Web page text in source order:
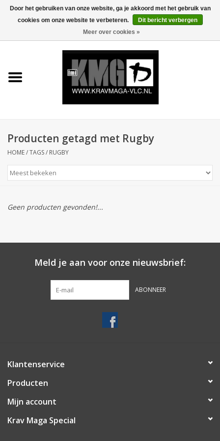
0 Artikelen - €0,00
Krav Maga Kleding
Merken
Producten getagd met Rugby
HOME/TAGS/ RUGBY
Geen producten gevonden!...
Meld je aan voor onze nieuwsbrief:
ABONNEER
Klantenservice
Producten
Mijn account
Krav Maga Special
Door het gebruiken van onze website, ga je akkoord met het gebruik van
cookies om onze website te verbeteren.
Dit bericht verbergen
Meer over cookies »